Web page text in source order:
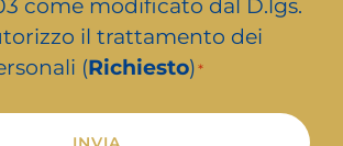
come modificato dal D.lgs.
il trattamento dei
(Richiesto)*